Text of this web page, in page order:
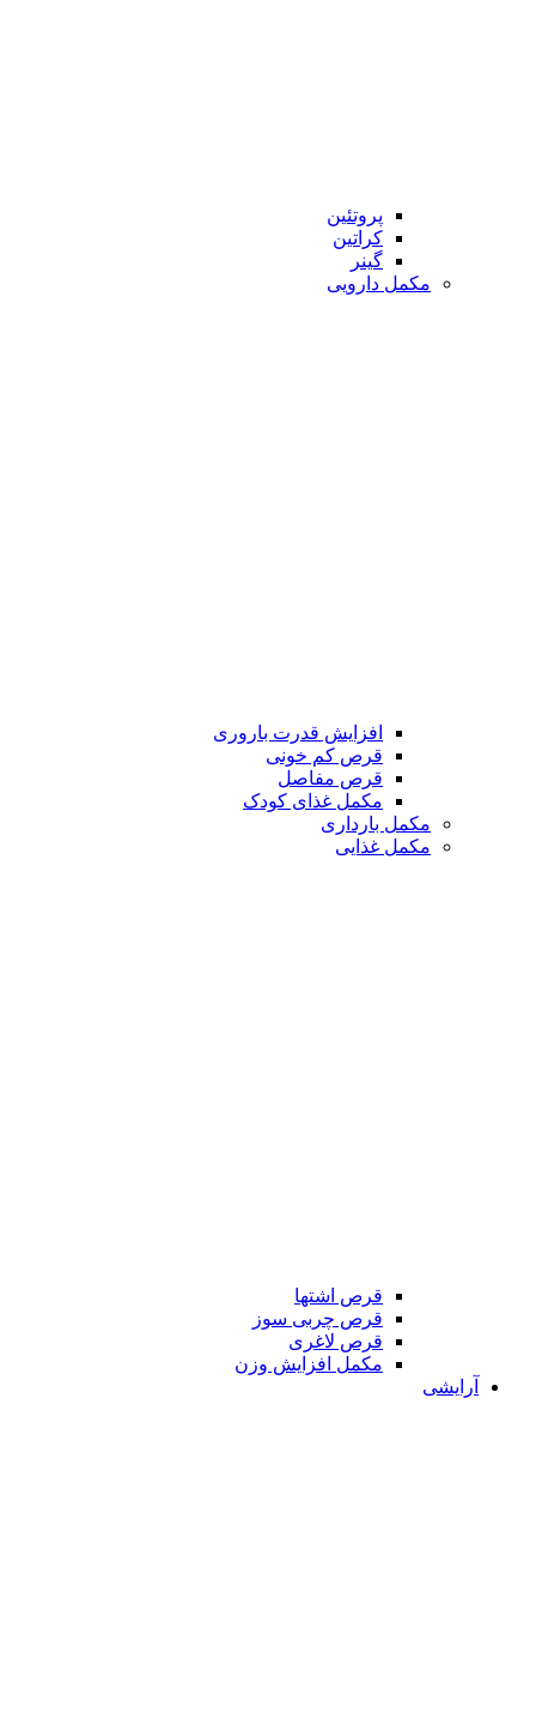
پروتئین
کراتین
گینر
مکمل دارویی
افزایش قدرت باروری
قرص کم خونی
قرص مفاصل
مکمل غذای کودک
مکمل بارداری
مکمل غذایی
قرص اشتها
قرص چربی سوز
قرص لاغری
مکمل افزایش وزن
آرایشی